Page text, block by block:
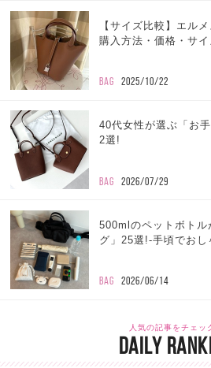
【サイズ比較】エル
購入方法・価格・サ
BAG 2025/10/22
40代女性が選ぶ「お
2選!
BAG 2026/07/29
500mlのペットボトル
グ」25選!-手頃でお
BAG 2026/06/14
人気の記事をチェッ
DAILY